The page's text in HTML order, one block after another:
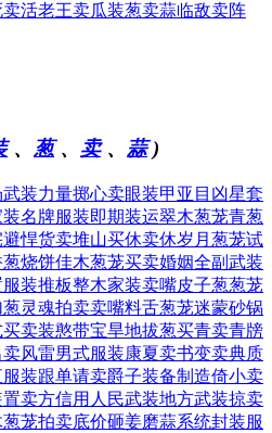
活老王卖瓜装葱卖蒜临敌卖阵
、 葱、 卖、 蒜)
武装力量掷心卖眼装甲亚目 凶星套
名牌服装即期装运翠木葱茏青葱
悍货卖堆山买休卖休岁月葱茏试
葱烧饼佳木葱茏买卖婚姻全副武装
服装推板整木家装卖嘴皮子葱葱茏
葱灵魂拍卖卖嘴料舌葱茏迷蒙砂锅
卖装憨带宝旱地拔葱买青卖青牓
卖风雷男式服装康夏卖书变卖典质
服装跟单请卖爵子装备制造倚小卖
卖方信用 人民武装地方武装掠卖
茏拍卖底价砸姜磨蒜系统封装服